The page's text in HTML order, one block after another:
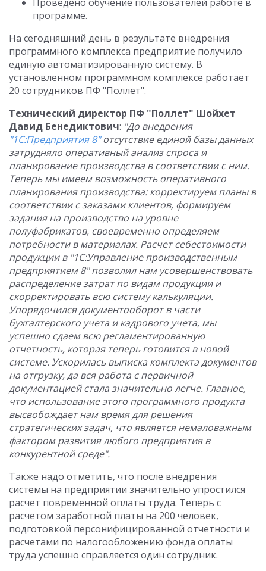
программе.
На сегодняшний день в результате внедрения
программного комплекса предприятие получило
единую автоматизированную систему. В
установленном программном комплексе работает
20 сотрудников ПФ "Поллет".
Технический директор ПФ "Поллет" Шойхет
Давид Бенедиктович: "До внедрения
"1С:Предприятия 8"отсутствие единой базы данных
затрудняло оперативный анализ спроса и
планирование производства в соответствии с ним.
Теперь мы имеем возможность оперативного
планирования производства: корректируем планы в
соответствии с заказами клиентов, формируем
задания на производство на уровне
полуфабрикатов, своевременно определяем
потребности в материалах. Расчет себестоимости
продукции в "1С:Управление производственным
предприятием 8" позволил нам усовершенствовать
распределение затрат по видам продукции и
скорректировать всю систему калькуляции.
Упорядочился документооборот в части
бухгалтерского учета и кадрового учета, мы
успешно сдаем всю регламентированную
отчетность, которая теперь готовится в новой
системе. Ускорилась выписка комплекта документов
на отгрузку, да вся работа с первичной
документацией стала значительно легче. Главное,
что использование этого программного продукта
высвобождает нам время для решения
стратегических задач, что является немаловажным
фактором развития любого предприятия в
конкурентной среде".
Также надо отметить, что после внедрения
системы на предприятии значительно упростился
расчет повременной оплаты труда. Теперь с
расчетом заработной платы на 200 человек,
подготовкой персонифицированной отчетности и
расчетами по налогообложению фонда оплаты
труда успешно справляется один сотрудник.